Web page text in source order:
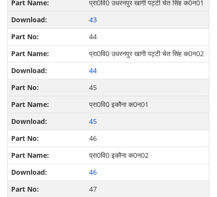
प्रा0वि0 उधरनपुर खागी पट्टी चेत सिंह क0न01
43
44
प्रा0वि0 उधरनपुर खागी पट्टी चेत सिंह क0न02
44
45
प्रा0वि0 इकौना क0न01
45
46
प्रा0वि0 इकौना क0न02
46
47